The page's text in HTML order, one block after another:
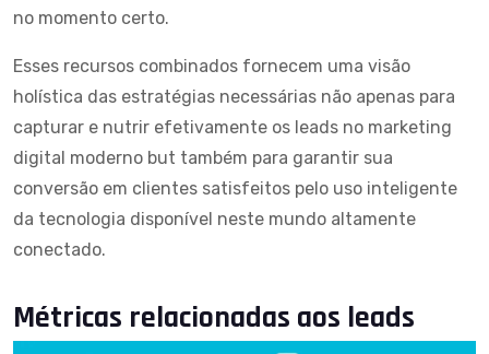
no momento certo.
Esses recursos combinados fornecem uma visão
holística das estratégias necessárias não apenas para
capturar e nutrir efetivamente os leads no marketing
digital moderno but também para garantir sua
conversão em clientes satisfeitos pelo uso inteligente
da tecnologia disponível neste mundo altamente
conectado.
Métricas relacionadas aos leads